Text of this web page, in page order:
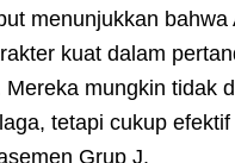
menunjukkan bahwa
kuat dalam
Mereka mungkin tidak
tetapi cukup
Grup J.